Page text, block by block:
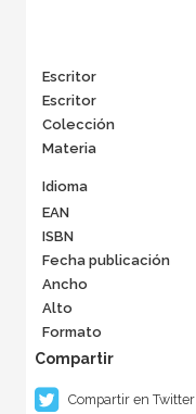
Escritor
Escritor
Colección
Materia
Idioma
EAN
ISBN
Fecha publicación
Ancho
Alto
Formato
Compartir en Twitter